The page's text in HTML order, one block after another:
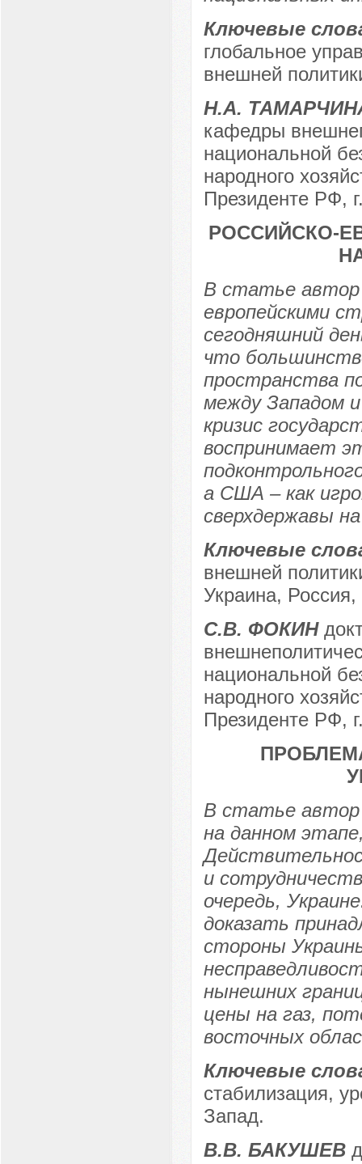
Ключевые
глобальное
внешней
Н.А.
кафедры
национальной
народного
Президенте РФ,
РОССИЙСКО-
В статье автор
европейскими
сегодняшний
что
пространства
между Западом и
кризис
воспринимает
а США – как
сверхдержавы
Ключевые
внешней
Украина,
С.В. ФОКИН
национальной
народного
Президенте РФ,
В статье автор
на данном
и
очередь,
доказать
стороны
нынешних
цены на газ,
восточных
Ключевые
стабилизация,
Запад.
В.В. БАКУШЕВ